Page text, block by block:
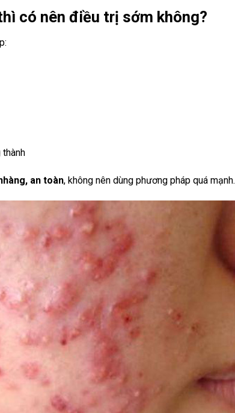
có nên điều trị sớm không?
an toàn, không nên dùng phương pháp quá mạnh.